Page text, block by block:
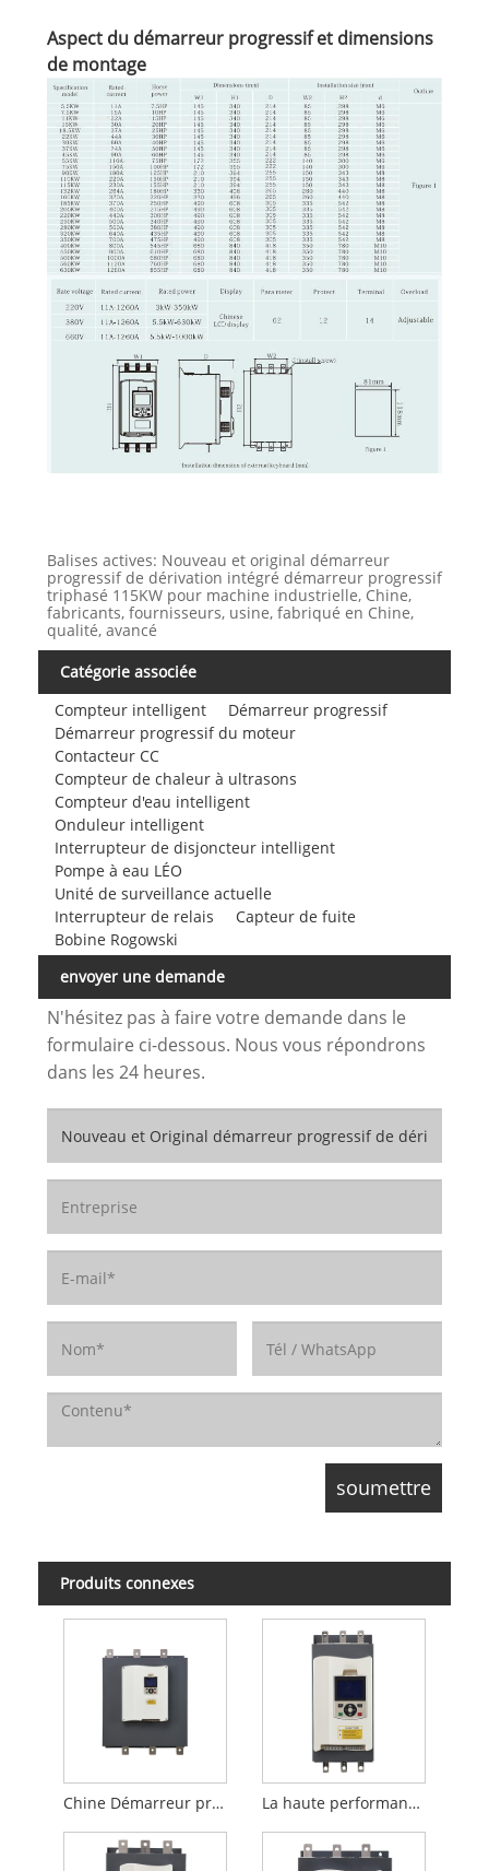
Aspect du démarreur progressif et dimensions
de montage
Balises actives: Nouveau et original démarreur
progressif de dérivation intégré démarreur progressif
triphasé 115KW pour machine industrielle, Chine,
fabricants, fournisseurs, usine, fabriqué en Chine,
qualité, avancé
Catégorie associée
Compteur intelligent
Démarreur progressif
Démarreur progressif du moteur
Contacteur CC
Compteur de chaleur à ultrasons
Compteur d'eau intelligent
Onduleur intelligent
Interrupteur de disjoncteur intelligent
Pompe à eau LÉO
Unité de surveillance actuelle
Interrupteur de relais
Capteur de fuite
Bobine Rogowski
envoyer une demande
N'hésitez pas à faire votre demande dans le
formulaire ci-dessous. Nous vous répondrons
dans les 24 heures.
Produits connexes
Chine Démarreur progressif de dérivation intégré de haute qualité 185KW, 3 phases, original pour le contrôle du moteur La haute performance 30KW a construit le démarreur mou de dérivation pour la pompe à eau et protègent le moteur